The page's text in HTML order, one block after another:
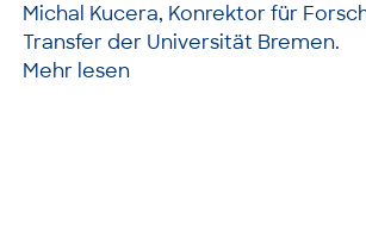
Michal Kucera, Konrektor für
Transfer der Universität Bremen.
Mehr lesen